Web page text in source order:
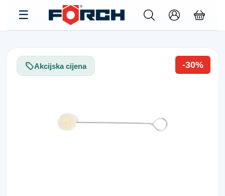
Akcijska cijena -30%